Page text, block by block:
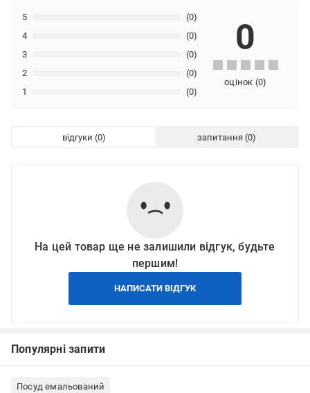
1 (0)
2 (0)
3 (0)
4 (0)
5 (0)
0
оцінок (0)
відгуки запитання
На цей товар ще не залишили відгук, будьте
першим!
НАПИСАТИ ВІДГУК
Популярні запити
Посуд емальований